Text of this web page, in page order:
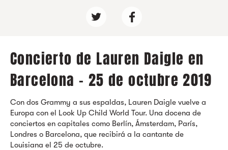
Concierto de Lauren Daigle en
Barcelona - 25 de octubre 2019
Con dos Grammy a sus espaldas, Lauren Daigle vuelve a
Europa con el Look Up Child World Tour. Una docena de
conciertos en capitales como Berlín, Ámsterdam, París,
Londres o Barcelona, que recibirá a la cantante de
Louisiana el 25 de octubre.